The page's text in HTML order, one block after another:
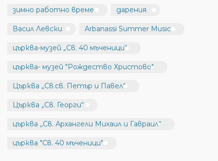
зимно работно време дарения
Васил Левски Arbanassi Summer Music
църква-музей „Св. 40 мъченици“
църква- музей "Рождество Христово"
Църква „Св.св. Петър и Павел“
Църква „Св. Георги“
църква „Св. Архангели Михаил и Гавраил“
църква "Св. 40 мъченици"